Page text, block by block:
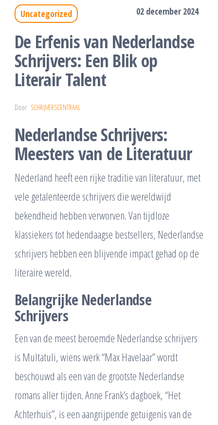
Uncategorized 02 december 2024
De Erfenis van Nederlandse
Schrijvers: Een Blik op
Literair Talent
Door SCHRIJVERSCENTRAAL
Nederlandse Schrijvers:
Meesters van de Literatuur
Nederland heeft een rijke traditie van literatuur, met
vele getalenteerde schrijvers die wereldwijd
bekendheid hebben verworven. Van tijdloze
klassiekers tot hedendaagse bestsellers, Nederlandse
schrijvers hebben een blijvende impact gehad op de
literaire wereld.
Belangrijke Nederlandse
Schrijvers
Een van de meest beroemde Nederlandse schrijvers
is Multatuli, wiens werk “Max Havelaar” wordt
beschouwd als een van de grootste Nederlandse
romans aller tijden. Anne Frank’s dagboek, “Het
Achterhuis”, is een aangrijpende getuigenis van de